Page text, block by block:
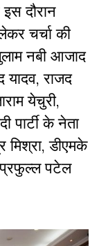
दौरान
चर्चा की
नबी आजाद
राजद
येचुरी,
पार्टी के नेता
मिश्रा, डीएमके
प्रफुल्ल पटेल